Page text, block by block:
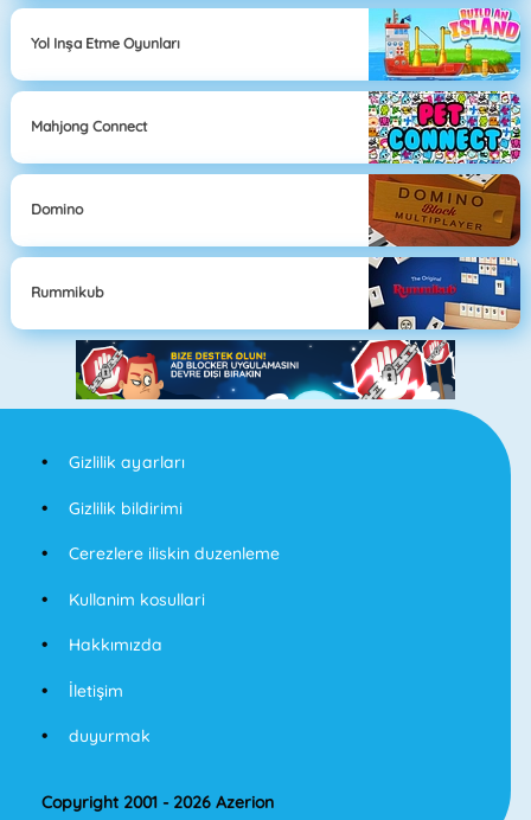
Yol Inşa Etme Oyunları
Mahjong Connect
Domino
Rummikub
Gizlilik ayarları
Gizlilik bildirimi
Cerezlere iliskin duzenleme
Kullanim kosullari
Hakkımızda
İletişim
duyurmak
Copyright 2001 - 2026 Azerion